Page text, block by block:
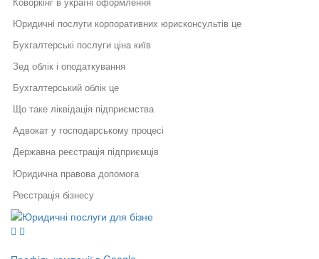
Юридичні послуги корпоративних юрисконсультів це
Бухгалтерські послуги ціна київ
Зед облік і оподаткування
Бухгалтерський облік це
Що таке ліквідація підприємства
Адвокат у господарському процесі
Державна реєстрація підприємців
Юридична правова допомога
Реєстрація бізнесу
Порядок реєстрації торговельної марки
Основи бухобліку
Юридичні послуги для бізнесу
Послуги адвоката
власності